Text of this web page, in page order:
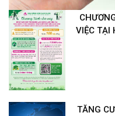
VIỆC TẠI
TĂNG